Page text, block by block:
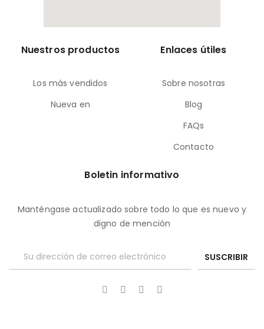
Nuestros productos
Los más vendidos
Nueva en
Enlaces útiles
Sobre nosotras
Blog
FAQs
Contacto
Boletin informativo
Manténgase actualizado sobre todo lo que es nuevo y
digno de mención
SUSCRIBIR